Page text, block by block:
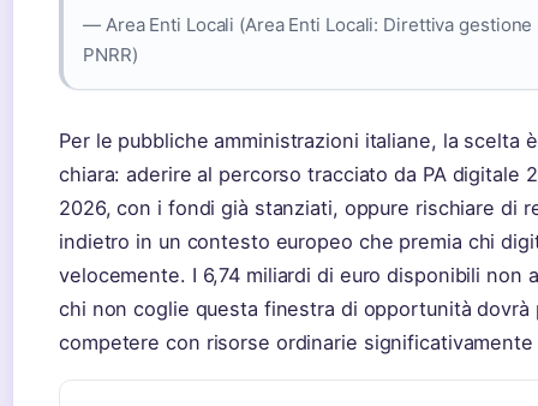
— Area Enti Locali (Area Enti Locali: Direttiva
PNRR)
Per le pubbliche amministrazioni italiane, la scelta
chiara: aderire al percorso tracciato da PA digitale
2026, con i fondi già stanziati, oppure rischiare di
indietro in un contesto europeo che premia chi
velocemente. I 6,74 miliardi di euro disponibili non
chi non coglie questa finestra di opportunità dovrà
competere con risorse ordinarie significativamente